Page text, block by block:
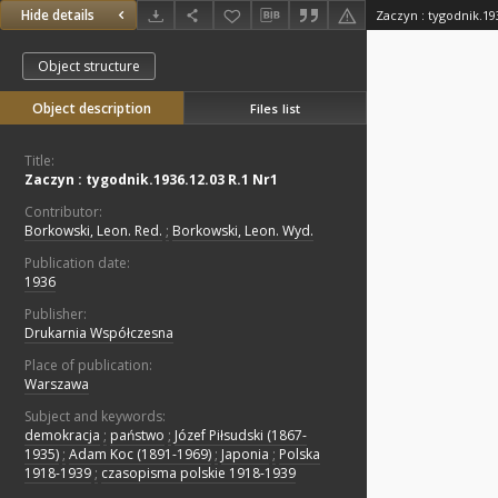
Hide details Zaczyn :
Object structure
Object description Files list
Title:
Zaczyn : tygodnik.1936.12.03 R.1 Nr1
Contributor:
Borkowski, Leon. Red. ; Borkowski, Leon. Wyd.
Publication date:
1936
Publisher:
Drukarnia Współczesna
Place of publication:
Warszawa
Subject and keywords:
demokracja ; państwo ; Józef Piłsudski (1867-
1935) ; Adam Koc (1891-1969) ; Japonia ; Polska
1918-1939 ; czasopisma polskie 1918-1939